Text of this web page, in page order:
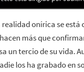
onírica se
más que
un tercio de su vida.
los ha grabado en